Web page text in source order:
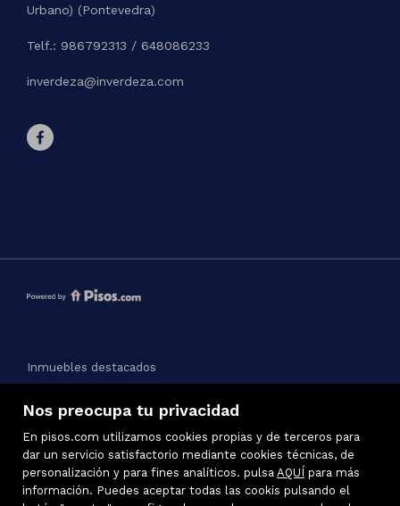
Nos preocupa tu privacidad
En pisos.com utilizamos cookies propias y de terceros para
dar un servicio satisfactorio mediante cookies técnicas, de
personalización y para fines analíticos. pulsa AQUÍ para más
información. Puedes aceptar todas las cookis pulsando el
Urbano) (Pontevedra)
Telf.: 986792313 / 648086233
inverdeza@inverdeza.com
Inmuebles destacados
Aviso legal
Favoritos
Política de cookies